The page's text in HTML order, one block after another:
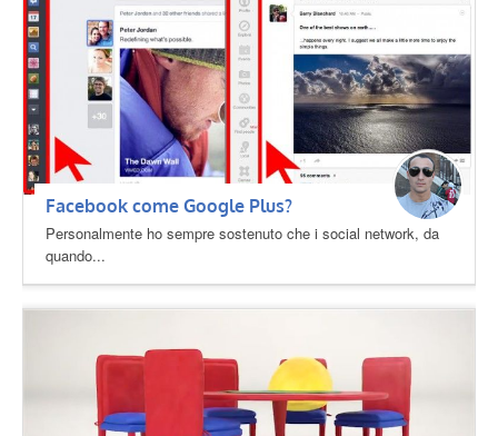
Facebook come Google Plus?
Personalmente ho sempre sostenuto che i social network, da
quando...